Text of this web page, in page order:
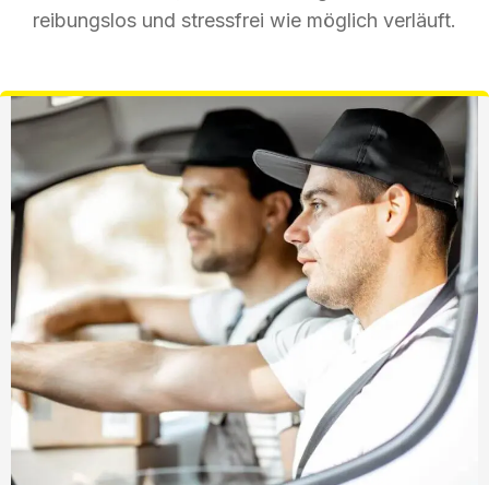
reibungslos und stressfrei wie möglich verläuft.